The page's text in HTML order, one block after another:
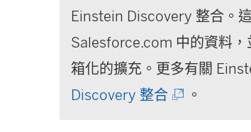
Einstein Discovery 整合。
Salesforce.com 中的資料
箱化的擴充。更多有關
Discovery 整合(
。